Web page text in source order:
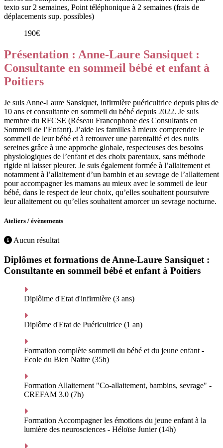
texto sur 2 semaines, Point téléphonique à 2 semaines (frais de
déplacements sup. possibles)
190€
Présentation : Anne-Laure Sansiquet :
Consultante en sommeil bébé et enfant à
Poitiers
Je suis Anne-Laure Sansiquet, infirmière puéricultrice depuis plus de
10 ans et consultante en sommeil du bébé depuis 2022. Je suis
membre du RFCSE (Réseau Francophone des Consultants en
Sommeil de l’Enfant). J’aide les familles à mieux comprendre le
sommeil de leur bébé et à retrouver une parentalité et des nuits
sereines grâce à une approche globale, respecteuses des besoins
physiologiques de l’enfant et des choix parentaux, sans méthode
rigide ni laisser pleurer. Je suis également formée à l’allaitement et
notamment à l’allaitement d’un bambin et au sevrage de l’allaitement
pour accompagner les mamans au mieux avec le sommeil de leur
bébé, dans le respect de leur choix, qu’elles souhaitent poursuivre
leur allaitement ou qu’elles souhaitent amorcer un sevrage nocturne.
Ateliers / évènements
Aucun résultat
Diplômes et formations de Anne-Laure Sansiquet :
Consultante en sommeil bébé et enfant à Poitiers
Diplôime d'Etat d'infirmière (3 ans)
Diplôme d'Etat de Puéricultrice (1 an)
Formation complète sommeil du bébé et du jeune enfant -
Ecole du Bien Naitre (35h)
Formation Allaitement "Co-allaitement, bambins, sevrage" -
CREFAM 3.0 (7h)
Formation Accompagner les émotions du jeune enfant à la
lumière des neurosciences - Héloïse Junier (14h)